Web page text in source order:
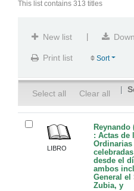
This list contains 313 titles
New list |
Print list Sort
Select all Clear all
LIBRO
Reynando
: Actas de
Ordinarias
desde el
ambos
General el
Zubia, y